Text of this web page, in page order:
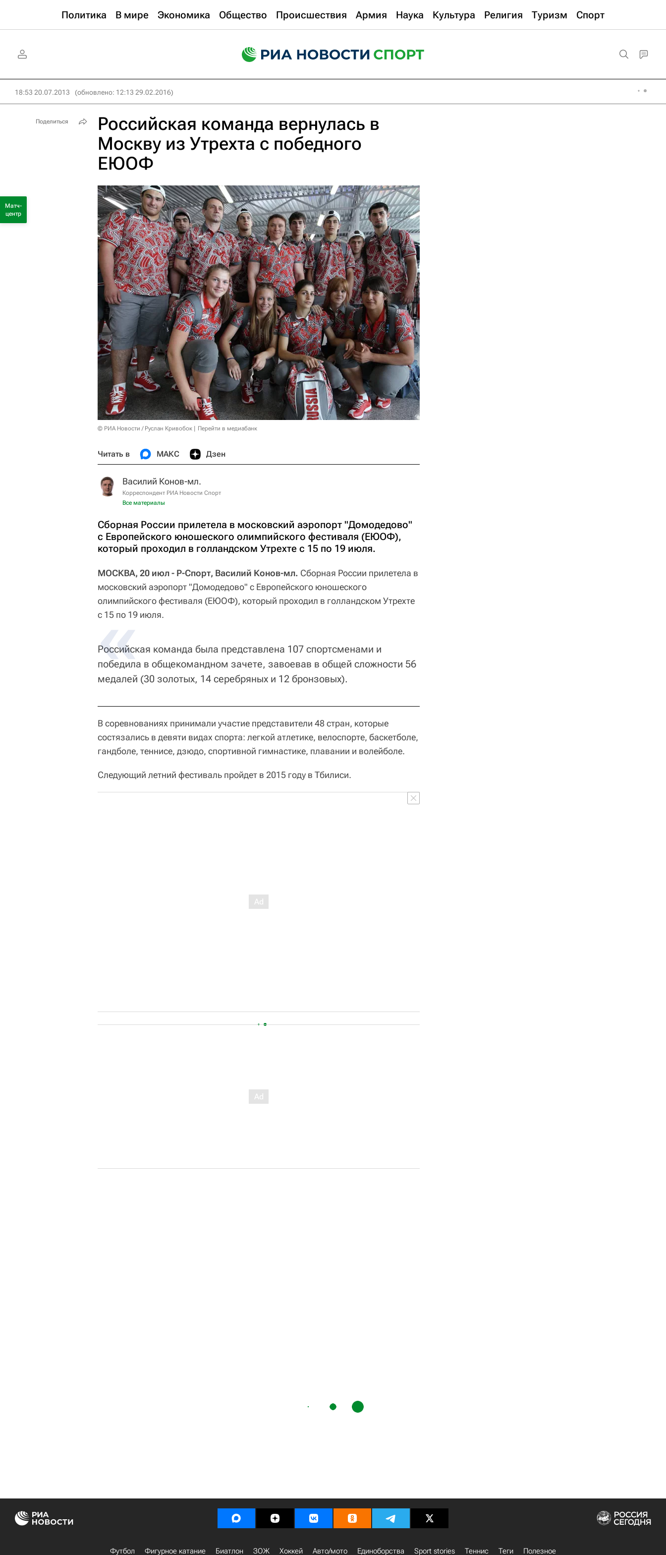
Политика В мире Экономика Общество Происшествия Армия Наука Культура Религия Туризм Спорт
18:53 20.07.2013 (обновлено: 12:13 29.02.2016)
Российская команда вернулась в
Москву из Утрехта с победного
ЕЮОФ
© РИА Новости / Руслан Кривобок Перейти в медиабанк
Читать в МАКС Дзен
Василий Конов-мл.
Корреспондент РИА Новости Спорт
Все материалы
Сборная России прилетела в московский аэропорт "Домодедово"
с Европейского юношеского олимпийского фестиваля (ЕЮОФ),
который проходил в голландском Утрехте с 15 по 19 июля.
МОСКВА, 20 июл - Р-Спорт, Василий Конов-мл. Сборная России прилетела в
московский аэропорт "Домодедово" с Европейского юношеского
олимпийского фестиваля (ЕЮОФ), который проходил в голландском Утрехте
с 15 по 19 июля.
Российская команда была представлена 107 спортсменами и
победила в общекомандном зачете, завоевав в общей сложности 56
медалей (30 золотых, 14 серебряных и 12 бронзовых).
В соревнованиях принимали участие представители 48 стран, которые
состязались в девяти видах спорта: легкой атлетике, велоспорте, баскетболе,
гандболе, теннисе, дзюдо, спортивной гимнастике, плавании и волейболе.
Следующий летний фестиваль пройдет в 2015 году в Тбилиси.
Поделиться
Матч-
центр
Футбол Фигурное катание Биатлон ЗОЖ Хоккей Авто/мото Единоборства Sport stories Теннис Теги Полезное